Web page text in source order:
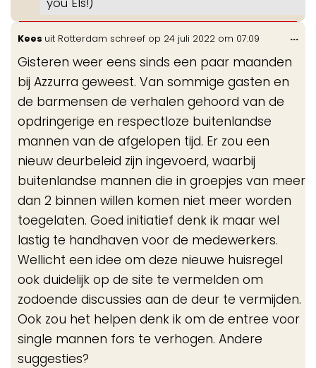
Kees uit Rotterdam schreef op 24 juli 2022 om 07:09
Gisteren weer eens sinds een paar maanden
bij Azzurra geweest. Van sommige gasten en
de barmensen de verhalen gehoord van de
opdringerige en respectloze buitenlandse
mannen van de afgelopen tijd. Er zou een
nieuw deurbeleid zijn ingevoerd, waarbij
buitenlandse mannen die in groepjes van meer
dan 2 binnen willen komen niet meer worden
toegelaten. Goed initiatief denk ik maar wel
lastig te handhaven voor de medewerkers.
Wellicht een idee om deze nieuwe huisregel
ook duidelijk op de site te vermelden om
zodoende discussies aan de deur te vermijden.
Ook zou het helpen denk ik om de entree voor
single mannen fors te verhogen. Andere
suggesties?
...